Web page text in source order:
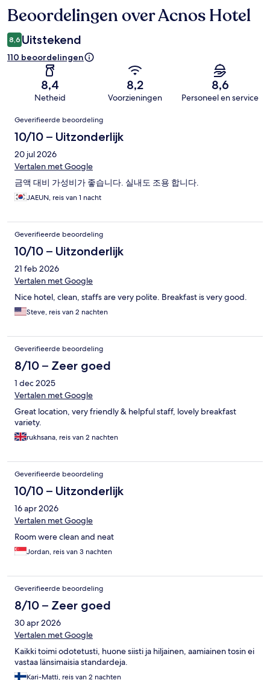
Beoordelingen
Beoordelingen over Acnos Hotel
8,6 Uitstekend
110 beoordelingen
8,4
Netheid
8,2
Voorzieningen
8,6
Personeel en service
Beoordelingen
Geverifieerde beoordeling
10/10 – Uitzonderlijk
20 jul 2026
Vertalen met Google
금액 대비 가성비가 좋습니다. 실내도 조용 합니다.
JAEUN, reis van 1 nacht
Geverifieerde beoordeling
10/10 – Uitzonderlijk
21 feb 2026
Vertalen met Google
Nice hotel, clean, staffs are very polite. Breakfast is very good.
Steve, reis van 2 nachten
Geverifieerde beoordeling
8/10 – Zeer goed
1 dec 2025
Vertalen met Google
Great location, very friendly & helpful staff, lovely breakfast
variety.
rukhsana, reis van 2 nachten
Geverifieerde beoordeling
10/10 – Uitzonderlijk
16 apr 2026
Vertalen met Google
Room were clean and neat
Jordan, reis van 3 nachten
Geverifieerde beoordeling
8/10 – Zeer goed
30 apr 2026
Vertalen met Google
Kaikki toimi odotetusti, huone siisti ja hiljainen, aamiainen tosin ei
vastaa länsimaisia standardeja.
Kari-Matti, reis van 2 nachten